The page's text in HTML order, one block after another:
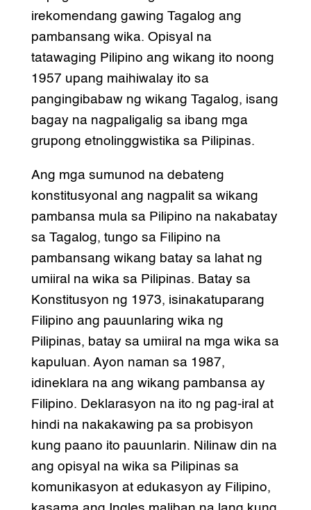
irekomendang gawing Tagalog ang
pambansang wika. Opisyal na
tatawaging Pilipino ang wikang ito noong
1957 upang maihiwalay ito sa
pangingibabaw ng wikang Tagalog, isang
bagay na nagpaligalig sa ibang mga
grupong etnolinggwistika sa Pilipinas.
Ang mga sumunod na debateng
konstitusyonal ang nagpalit sa wikang
pambansa mula sa Pilipino na nakabatay
sa Tagalog, tungo sa Filipino na
pambansang wikang batay sa lahat ng
umiiral na wika sa Pilipinas. Batay sa
Konstitusyon ng 1973, isinakatuparang
Filipino ang pauunlaring wika ng
Pilipinas, batay sa umiiral na mga wika sa
kapuluan. Ayon naman sa 1987,
idineklara na ang wikang pambansa ay
Filipino. Deklarasyon na ito ng pag-iral at
hindi na nakakawing pa sa probisyon
kung paano ito pauunlarin. Nilinaw din na
ang opisyal na wika sa Pilipinas sa
komunikasyon at edukasyon ay Filipino,